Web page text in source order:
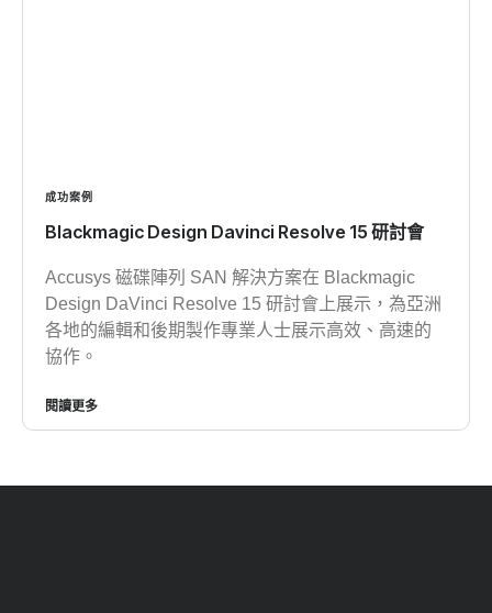
成功案例
Blackmagic Design Davinci Resolve 15 研討會
Accusys 磁碟陣列 SAN 解決方案在 Blackmagic
Design DaVinci Resolve 15 研討會上展示，為亞洲
各地的編輯和後期製作專業人士展示高效、高速的
協作。
閱讀更多